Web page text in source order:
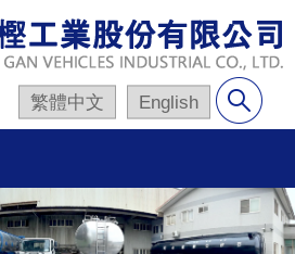
繁體中文 English